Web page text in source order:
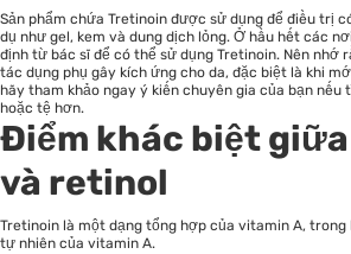
Sản phẩm chứa Tretinoin được sử dụng để điều trị
dụ như gel, kem và dung dịch lỏng. Ở hầu hết các
định từ bác sĩ để có thể sử dụng Tretinoin. Nên nhớ
tác dụng phụ gây kích ứng cho da, đặc biệt là khi
hãy tham khảo ngay ý kiến chuyên gia của bạn
hoặc tệ hơn.
Điểm khác biệt
và retinol
Tretinoin là một dạng tổng hợp của vitamin A,
tự nhiên của vitamin A.